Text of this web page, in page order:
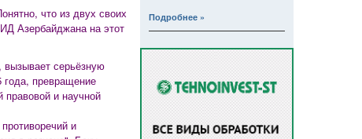
что из двух своих
Азербайджана на этот
вызывает серьёзную
года, превращение
и научной
и
Подробнее »